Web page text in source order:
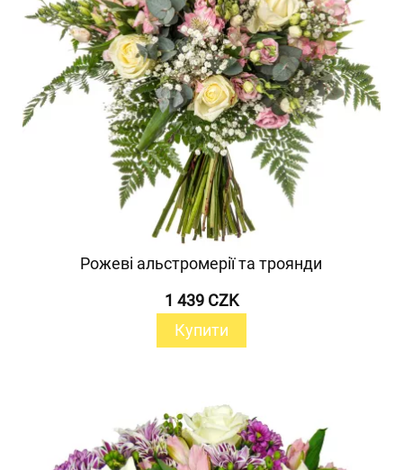
Рожеві альстромерії та троянди
1 439 CZK
Купити